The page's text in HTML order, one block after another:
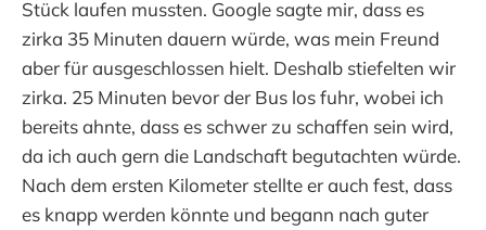
Stück laufen mussten. Google sagte mir, dass es
zirka 35 Minuten dauern würde, was mein Freund
aber für ausgeschlossen hielt. Deshalb stiefelten wir
zirka. 25 Minuten bevor der Bus los fuhr, wobei ich
bereits ahnte, dass es schwer zu schaffen sein wird,
da ich auch gern die Landschaft begutachten würde.
Nach dem ersten Kilometer stellte er auch fest, dass
es knapp werden könnte und begann nach guter